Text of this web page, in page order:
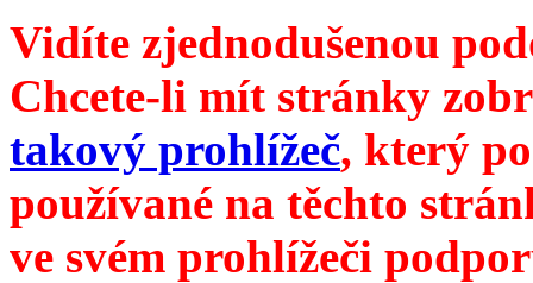
Vidíte zjednodušenou
Chcete-li mít stránky
takový prohlížeč, který
používané na těchto
ve svém prohlížeči